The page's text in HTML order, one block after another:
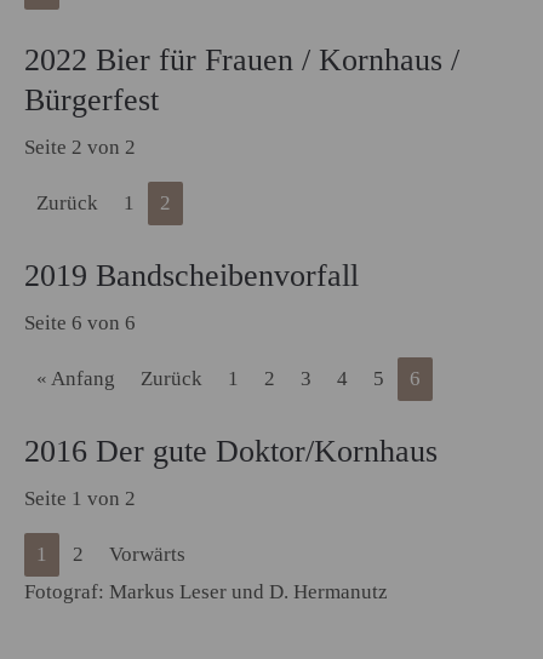
2022 Bier für Frauen / Kornhaus /
Bürgerfest
Seite 2 von 2
Zurück 1 2
2019 Bandscheibenvorfall
Seite 6 von 6
« Anfang Zurück 1 2 3 4 5 6
2016 Der gute Doktor/Kornhaus
Seite 1 von 2
1 2
Vorwärts
Fotograf: Markus Leser und D. Hermanutz